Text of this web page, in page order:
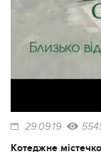
29.09.19
Котеджне